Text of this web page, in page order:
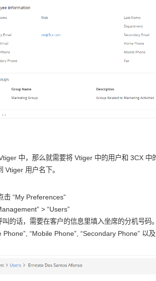
中，那么就需要将 Vtiger 中的用户和 3CX 中
Vtiger 用户名下。
击 “My Preferences”
> “Users”
叫的话，需要在客户的信息里填入坐席的分机号码
Phone”, “Mobile Phone”, “Secondary Phone” 以及